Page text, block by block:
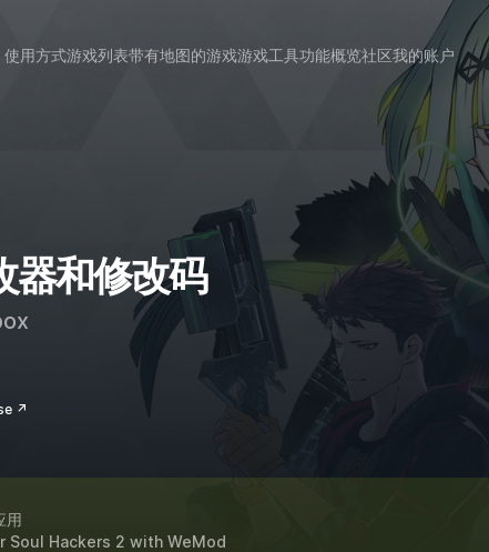
使用方式游戏列表带有地图的游戏游戏工具功能概览社区我的账户
器和修改码
↗
用
Soul Hackers 2 with WeMod